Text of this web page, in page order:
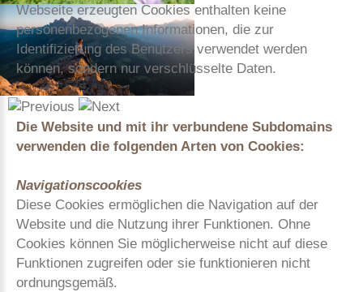
Webseite erzeugten Cookies enthalten keine
personenbezogenen Informationen, die zur
Identifizierung des Benutzers verwendet werden
können, sondern nur verschlüsselte Daten.
Die Website und mit ihr verbundene Subdomains
verwenden die folgenden Arten von Cookies:
Navigationscookies
Diese Cookies ermöglichen die Navigation auf der
Website und die Nutzung ihrer Funktionen. Ohne
Cookies können Sie möglicherweise nicht auf diese
Funktionen zugreifen oder sie funktionieren nicht
ordnungsgemäß.